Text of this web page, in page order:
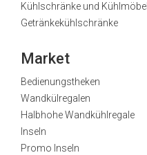
Kühlschränke und Kühlmöbel
Getränkekühlschränke
Market
Bedienungstheken
Wandkülregalen
Halbhohe Wandkühlregale
Inseln
Promo Inseln